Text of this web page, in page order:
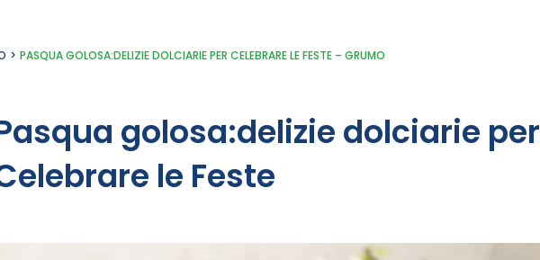
PASQUA GOLOSA:DELIZIE DOLCIARIE PER CELEBRARE LE FESTE – GRUMO
golosa:delizie dolciarie per
le Feste